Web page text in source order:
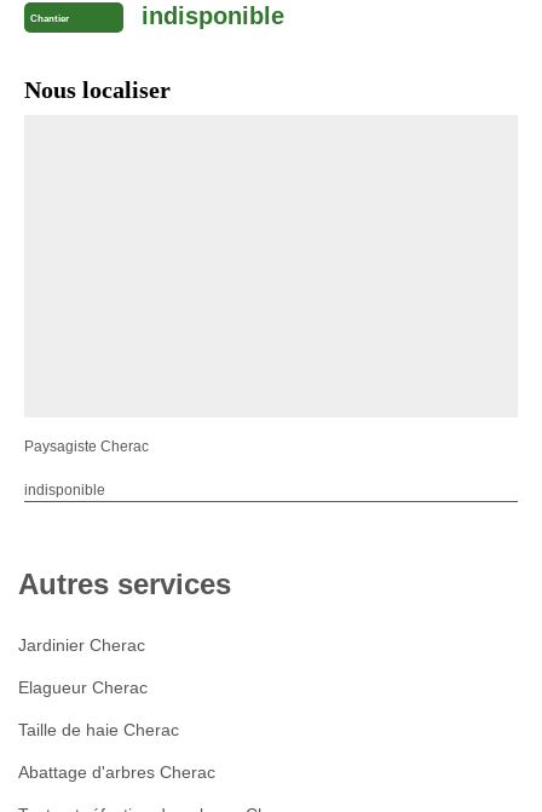
Chantier indisponible
Nous localiser
Paysagiste Cherac
indisponible
Autres services
Jardinier Cherac
Elagueur Cherac
Taille de haie Cherac
Abattage d'arbres Cherac